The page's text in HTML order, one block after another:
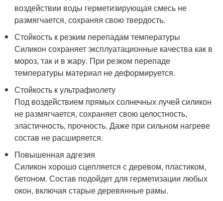
воздействии воды герметизирующая смесь не
размягчается, сохраняя свою твердость.
Стойкость к резким перепадам температуры
Силикон сохраняет эксплуатационные качества как в
мороз, так и в жару. При резком перепаде
температуры материал не деформируется.
Стойкость к ультрафиолету
Под воздействием прямых солнечных лучей силикон
не размягчается, сохраняет свою целостность,
эластичность, прочность. Даже при сильном нагреве
состав не расширяется.
Повышенная адгезия
Силикон хорошо сцепляется с деревом, пластиком,
бетоном. Состав подойдет для герметизации любых
окон, включая старые деревянные рамы.